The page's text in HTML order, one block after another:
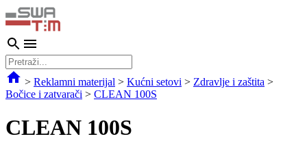
> Reklamni materijal > Kućni setovi > Zdravlje i zaštita >
Bočice i zatvarači > CLEAN 100S
CLEAN 100S